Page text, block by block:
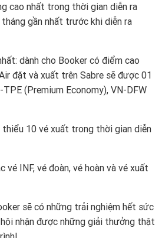
cao nhất trong thời gian diễn ra
gần nhất trước khi diễn ra
dành cho Booker có điểm cao
đặt và xuất trên Sabre sẽ được 01
(Premium Economy), VN-DFW
10 vé xuất trong thời gian diễn
vé INF, vé đoàn, vé hoàn và vé xuất
sẽ có những trải nghiệm hết sức
nhận được những giải thưởng thật